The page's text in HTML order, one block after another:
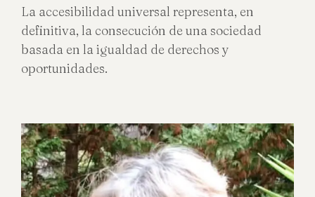
La accesibilidad universal representa, en
definitiva, la consecución de una sociedad
basada en la igualdad de derechos y
oportunidades.